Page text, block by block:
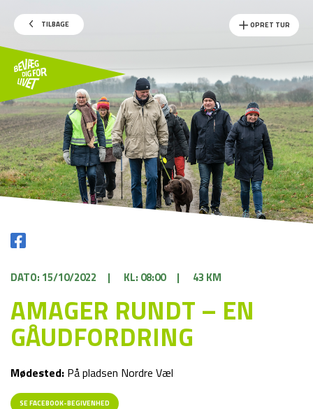
TILBAGE OPRET TUR
DATO: 15/10/2022 | KL: 08:00 | 43 KM
AMAGER RUNDT – EN
GÅUDFORDRING
Mødested: På pladsen Nordre Væl
SE FACEBOOK-BEGIVENHED